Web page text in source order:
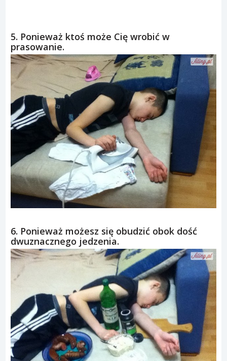
5. Ponieważ ktoś może Cię wrobić w
prasowanie.
6. Ponieważ możesz się obudzić obok dość
dwuznacznego jedzenia.